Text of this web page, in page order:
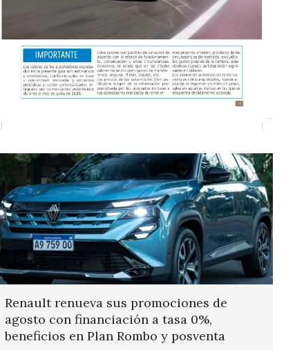
Renault renueva sus promociones de
agosto con financiación a tasa 0%,
beneficios en Plan Rombo y posventa